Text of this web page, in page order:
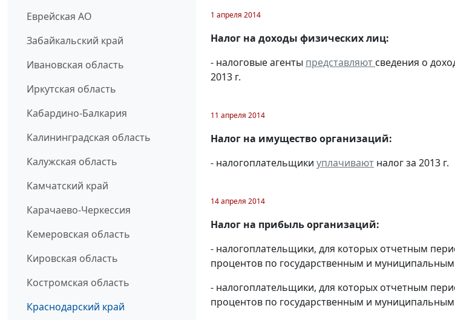
Еврейская АО
Забайкальский край
Ивановская область
Иркутская область
Кабардино-Балкария
Калининградская область
Калужская область
Камчатский край
Карачаево-Черкессия
Кемеровская область
Кировская область
Костромская область
Краснодарский край
1 апреля 2014
Налог на доходы физических лиц:
- налоговые агенты представляют сведения о
2013 г.
11 апреля 2014
Налог на имущество организаций:
- налогоплательщики уплачивают налог за 2013 г.
14 апреля 2014
Налог на прибыль организаций:
- налогоплательщики, для которых отчетным
процентов по государственным и
- налогоплательщики, для которых отчетным
процентов по государственным и